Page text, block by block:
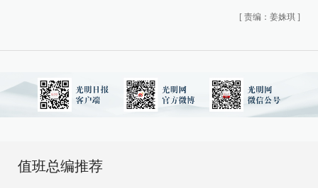
[ 责编：姜姝琪 ]
值班总编推荐